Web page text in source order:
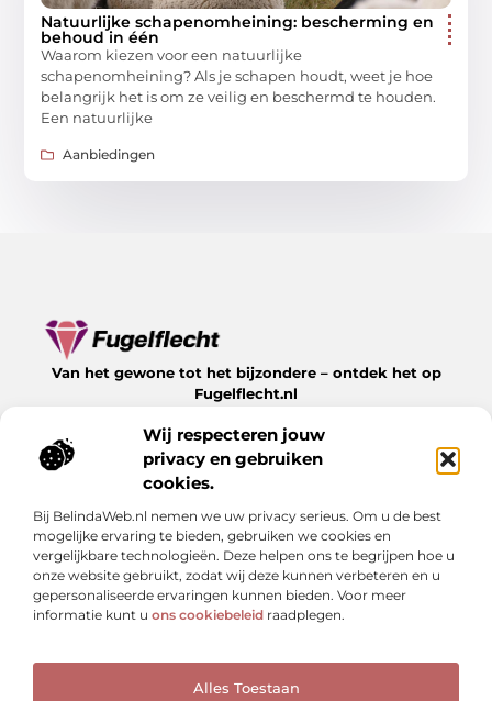
Wij respecteren jouw
privacy en gebruiken
cookies.
Bij BelindaWeb.nl nemen we uw privacy serieus. Om u de best
mogelijke ervaring te bieden, gebruiken we cookies en
vergelijkbare technologieën. Deze helpen ons te begrijpen hoe u
onze website gebruikt, zodat wij deze kunnen verbeteren en u
gepersonaliseerde ervaringen kunnen bieden. Voor meer
informatie kunt u ons cookiebeleid raadplegen.
Alles Toestaan
Natuurlijke schapenomheining: bescherming en
behoud in één
Waarom kiezen voor een natuurlijke
schapenomheining? Als je schapen houdt, weet je hoe
belangrijk het is om ze veilig en beschermd te houden.
Een natuurlijke
Aanbiedingen
Van het gewone tot het bijzondere – ontdek het op
Fugelflecht.nl
leven te bieden heeft.
Bericht categorie
Onze informatie